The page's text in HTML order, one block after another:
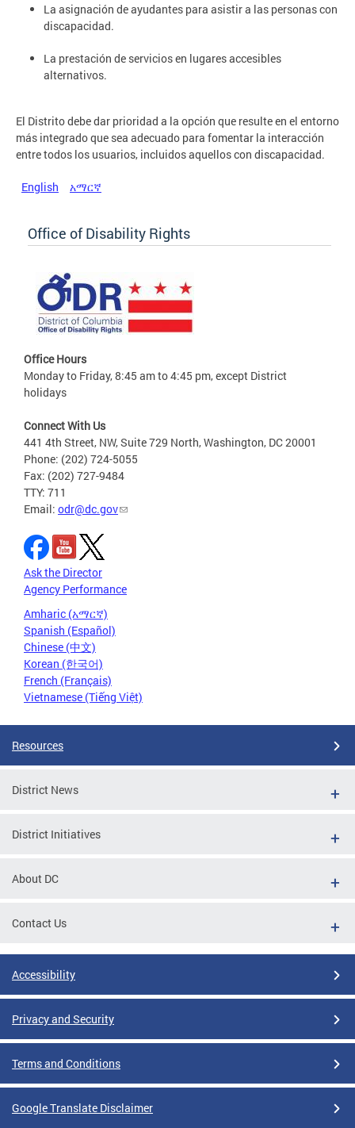
La asignación de ayudantes para asistir a las personas con
discapacidad.
La prestación de servicios en lugares accesibles
alternativos.
El Distrito debe dar prioridad a la opción que resulte en el entorno
más integrado que sea adecuado para fomentar la interacción
entre todos los usuarios, incluidos aquellos con discapacidad.
English አማርኛ
Office of Disability Rights
Office Hours
Monday to Friday, 8:45 am to 4:45 pm, except District
holidays
Connect With Us
441 4th Street, NW, Suite 729 North, Washington, DC 20001
Phone: (202) 724-5055
Fax: (202) 727-9484
TTY: 711
Email: odr@dc.gov
Ask the Director
Agency Performance
Amharic (አማርኛ)
Spanish (Español)
Chinese (中文)
Korean (한국어)
French (Français)
Vietnamese (Tiếng Việt)
Resources
District News
District Initiatives
About DC
Contact Us
Accessibility
Privacy and Security
Terms and Conditions
Google Translate Disclaimer